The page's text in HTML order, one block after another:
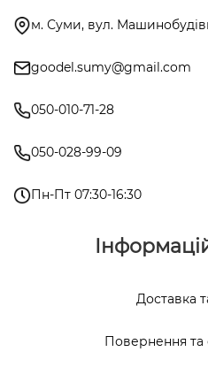
м. Суми, вул.
goodel.sumy@gmail.com
050-010-71-28
050-028-99-09
Пн-Пт 07:30-16:30
Доставка
Повернення та